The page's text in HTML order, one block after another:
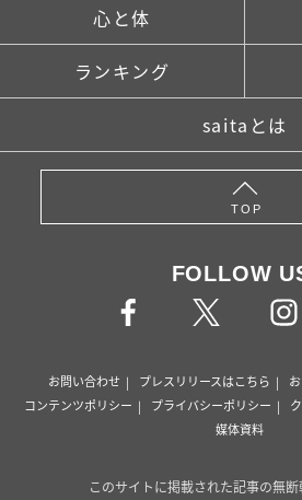
心と体
ランキング
saitaとは
TOP
FOLLOW
お問い合わせ プレスリリースはこちら
コンテンツポリシー
プライバシーポリシー
媒体資料
このサイトに掲載された記事の無断